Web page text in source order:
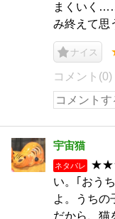
まくいく
み終えて思
ナイス
コメント(0)
宇宙猫
ネタバレ
い。｢おう
よ。うちの
だから、猫